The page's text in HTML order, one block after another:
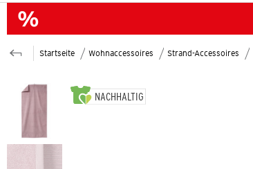
Startseite Wohnaccessoires Strand-Accessoires
NACHHALTIG